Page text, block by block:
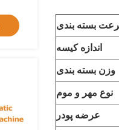
بسته بندی
اندازه کیسه
وزن بسته بندی
نوع مهر و موم
عرضه پودر